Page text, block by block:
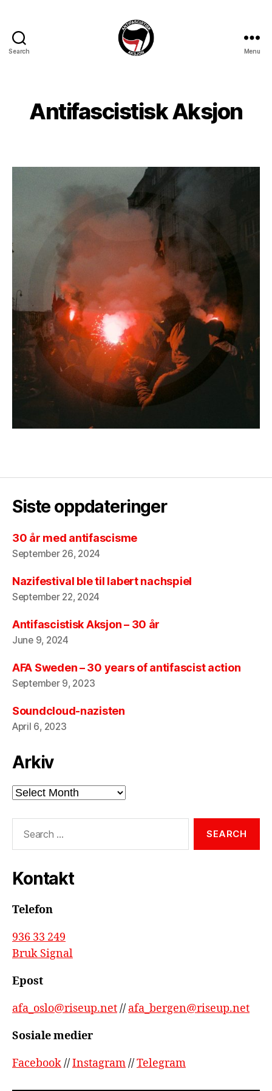
Search Menu
Antifascistisk Aksjon
Siste oppdateringer
30 år med antifascisme
September 26, 2024
Nazifestival ble til labert nachspiel
September 22, 2024
Antifascistisk Aksjon – 30 år
June 9, 2024
AFA Sweden – 30 years of antifascist action
September 9, 2023
Soundcloud-nazisten
April 6, 2023
Arkiv
Arkiv
Kontakt
Telefon
936 33 249
Bruk Signal
Epost
afa_oslo@riseup.net// afa_bergen@riseup.net
Sosiale medier
Facebook//Instagram//Telegram